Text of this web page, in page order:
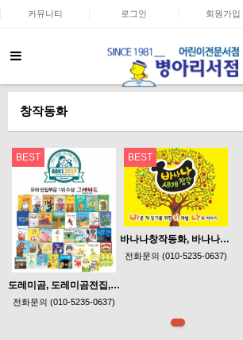
커뮤니티 로그인 회원가입
창작동화
BEST
도레미곰, 도레미곰전집, 그레이트북스도레미곰.
전화문의 (010-5235-0637)
BEST
바나나창작동화, 바나나세계창작, 바나나세계창작동화, 아람출판
전화문의 (010-5235-0637)